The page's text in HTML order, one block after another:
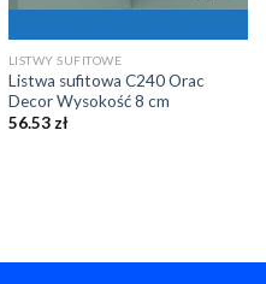
LISTWY SUFITOWE
Listwa sufitowa C240 Orac
Decor Wysokość 8 cm
56.53 zł